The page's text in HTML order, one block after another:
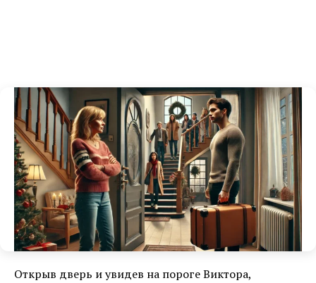
Открыв дверь и увидев на пороге Виктора,